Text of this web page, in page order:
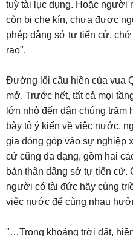
tuỳ tài lục dụng. Hoặc người
còn bị che kín, chưa được
phép dâng sớ tự tiến cử,
rao".
Đường lối cầu hiền của vua
mở. Trước hết, tất cả mọi
lớn nhỏ đến dân chúng
bày tỏ ý kiến về việc nước,
gia đóng góp vào sự nghiệp
cử cũng đa dạng, gồm hai
bản thân dâng sớ tự tiến cử.
người có tài đức hãy cùng
việc nước để cùng nhau
"…Trong khoảng trời đất,